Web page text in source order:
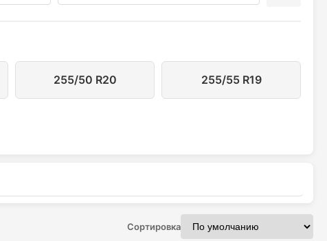
255/50 R20 255/55 R19
Сортировка